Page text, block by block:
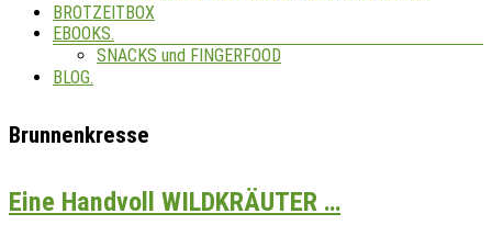
BROTZEITBOX
EBOOKS.
SNACKS und FINGERFOOD
BLOG.
Brunnenkresse
Eine Handvoll WILDKRÄUTER …